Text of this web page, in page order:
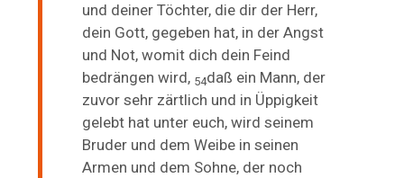
und deiner Töchter, die dir der Herr,
dein Gott, gegeben hat, in der Angst
und Not, womit dich dein Feind
bedrängen wird, 54daß ein Mann, der
zuvor sehr zärtlich und in Üppigkeit
gelebt hat unter euch, wird seinem
Bruder und dem Weibe in seinen
Armen und dem Sohne, der noch